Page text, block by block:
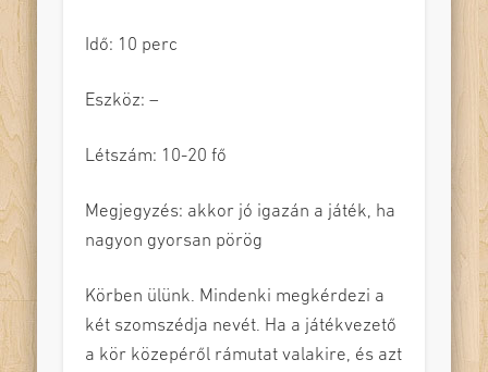
Idő: 10 perc
Eszköz: –
Létszám: 10-20 fő
Megjegyzés: akkor jó igazán a játék, ha
nagyon gyorsan pörög
Körben ülünk. Mindenki megkérdezi a
két szomszédja nevét. Ha a játékvezető
a kör közepéről rámutat valakire, és azt